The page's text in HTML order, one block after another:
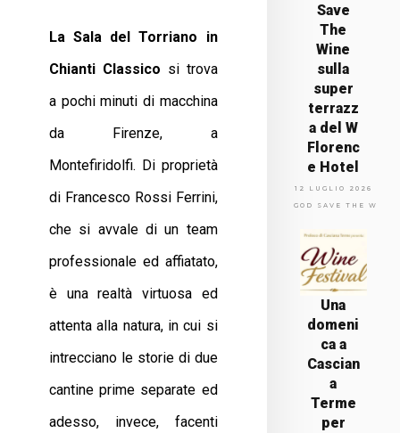
La Sala del Torriano in
Chianti Classico si trova
a pochi minuti di macchina
da Firenze, a
Montefiridolfi. Di proprietà
di Francesco Rossi Ferrini,
che si avvale di un team
professionale ed affiatato,
è una realtà virtuosa ed
attenta alla natura, in cui si
intrecciano le storie di due
cantine prime separate ed
adesso, invece, facenti
Save
The
Wine
sulla
super
terrazz
a del W
Florenc
e Hotel
12 LUGLIO 2026
GOD SAVE THE WINE
Una
domeni
ca a
Cascian
a
Terme
per